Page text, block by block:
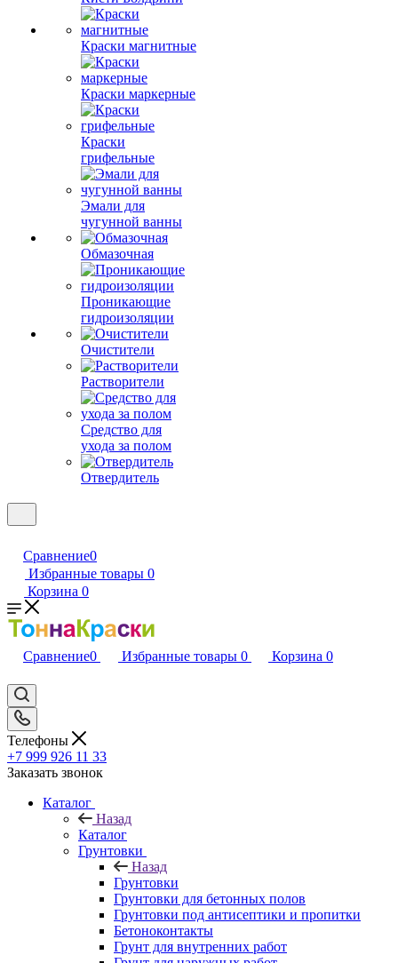
Краски магнитные
Краски маркерные
Краски
грифельные
Эмали для
чугунной ванны
Обмазочная
Проникающие
гидроизоляции
Очистители
Растворители
Средство для
ухода за полом
Отвердитель
Сравнение0
Избранные товары 0
Корзина 0
Сравнение0 Избранные товары 0 Корзина 0
Телефоны
+7 999 926 11 33
Заказать звонок
Каталог
Назад
Каталог
Грунтовки
Назад
Грунтовки
Грунтовки для бетонных полов
Грунтовки под антисептики и пропитки
Бетоноконтакты
Грунт для внутренних работ